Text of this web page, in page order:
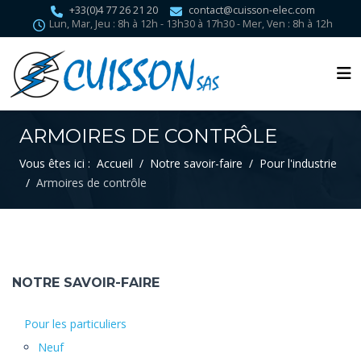
+33(0)4 77 26 21 20
contact@cuisson-elec.com
Lun, Mar, Jeu : 8h à 12h - 13h30 à 17h30 - Mer, Ven : 8h à 12h
ARMOIRES DE CONTRÔLE
Vous êtes ici : Accueil Notre savoir-faire
Pour l'industrie
Armoires de contrôle
NOTRE SAVOIR-FAIRE
Pour les particuliers
Neuf